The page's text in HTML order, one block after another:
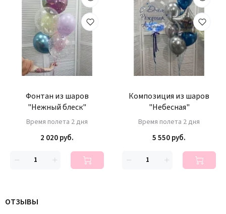
Фонтан из шаров
"Нежный блеск"
Время полета 2 дня
2 020 руб.
Композиция из шаров
"Небесная"
Время полета 2 дня
5 550 руб.
ОТЗЫВЫ